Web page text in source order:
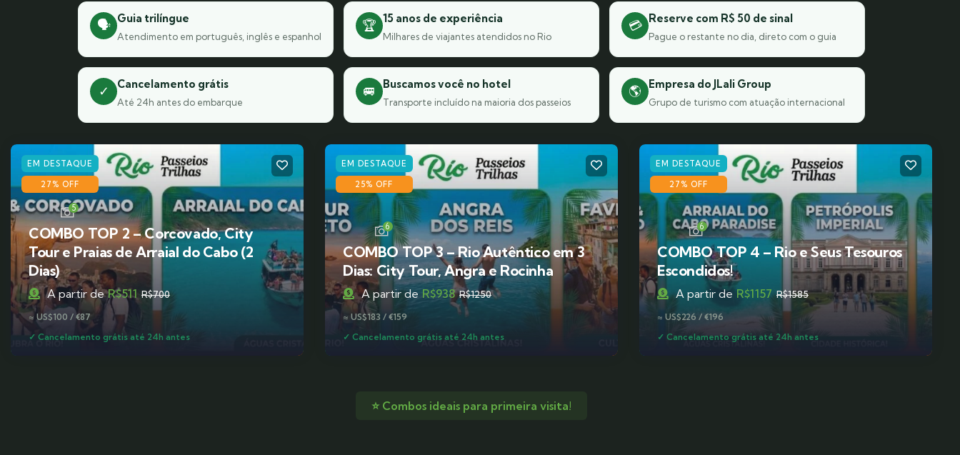
🗣️ Guia trilíngue
Atendimento em português, inglês e espanhol
🏆 15 anos de experiência
Milhares de viajantes atendidos no Rio
💳 Reserve com R$ 50 de sinal
Pague o restante no dia, direto com o guia
✓ Cancelamento grátis
Até 24h antes do embarque
🚐 Buscamos você no hotel
Transporte incluído na maioria dos passeios
🌎 Empresa do JLali Group
Grupo de turismo com atuação internacional
EM DESTAQUE
27% OFF
5
COMBO TOP 2 – Corcovado, City
Tour e Praias de Arraial do Cabo (2
Dias)
A partir de R$511 R$700
≈ US$100 / €87
✓ Cancelamento grátis até 24h antes
EM DESTAQUE
25% OFF
6
COMBO TOP 3 – Rio Autêntico em 3
Dias: City Tour, Angra e Rocinha
A partir de R$938 R$1250
≈ US$183 / €159
✓ Cancelamento grátis até 24h antes
EM DESTAQUE
27% OFF
6
COMBO TOP 4 – Rio e Seus Tesouros
Escondidos!
A partir de R$1157 R$1585
≈ US$226 / €196
✓ Cancelamento grátis até 24h antes
⭐ Combos ideais para primeira visita!